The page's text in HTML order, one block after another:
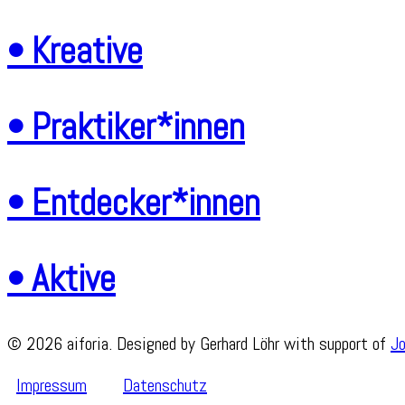
• Kreative
• Praktiker*innen
• Entdecker*innen
• Aktive
© 2026 aiforia. Designed by Gerhard Löhr with support of
Impressum
Datenschutz